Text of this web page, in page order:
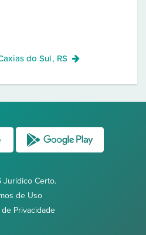
do Sul, RS
Certo.
de Uso
de Privacidade